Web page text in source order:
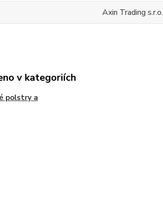
Axin Trading s.r.o.
v kategoriích
polstry a